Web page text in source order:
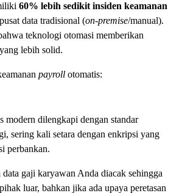
60% lebih sedikit insiden keamanan
data tradisional (on-premise/manual).
teknologi otomasi memberikan
lebih solid.
payroll otomatis:
modern dilengkapi dengan standar
sering kali setara dengan enkripsi yang
perbankan.
gaji karyawan Anda diacak sehingga
luar, bahkan jika ada upaya peretasan